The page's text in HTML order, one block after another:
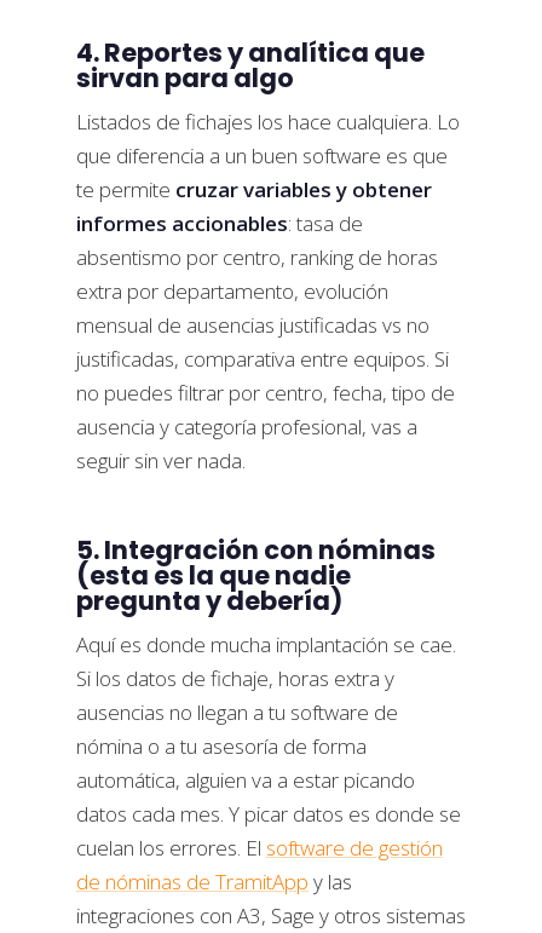
4. Reportes y analítica que
sirvan para algo
Listados de fichajes los hace cualquiera. Lo
que diferencia a un buen software es que
te permite cruzar variables y obtener
informes accionables: tasa de
absentismo por centro, ranking de horas
extra por departamento, evolución
mensual de ausencias justificadas vs no
justificadas, comparativa entre equipos. Si
no puedes filtrar por centro, fecha, tipo de
ausencia y categoría profesional, vas a
seguir sin ver nada.
5. Integración con nóminas
(esta es la que nadie
pregunta y debería)
Aquí es donde mucha implantación se cae.
Si los datos de fichaje, horas extra y
ausencias no llegan a tu software de
nómina o a tu asesoría de forma
automática, alguien va a estar picando
datos cada mes. Y picar datos es donde se
cuelan los errores. El software de gestión
de nóminas de TramitApp y las
integraciones con A3, Sage y otros sistemas